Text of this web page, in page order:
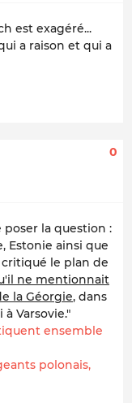
est exagéré...
a raison et qui a
0
poser la question :
Estonie ainsi que
le plan de
ne mentionnait
la Géorgie, dans
Varsovie."
ensemble
polonais,